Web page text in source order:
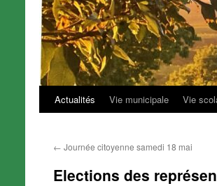
Aller
contenu
Actualités Vie municipale Vie
← Journée citoyenne samedi 18 mai
Elections des